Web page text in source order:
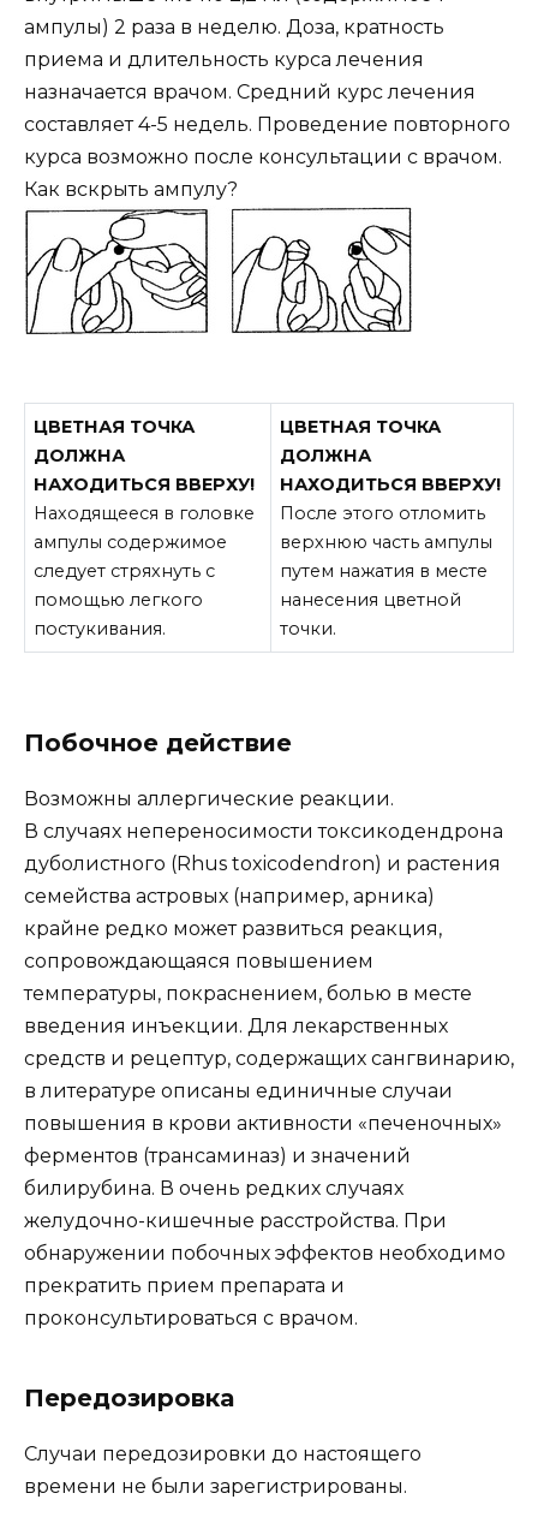
ампулы) 2 раза в неделю. Доза, кратность
приема и длительность курса лечения
назначается врачом. Средний курс лечения
составляет 4-5 недель. Проведение повторного
курса возможно после консультации с врачом.
Как вскрыть ампулу?
ЦВЕТНАЯ ТОЧКА
ДОЛЖНА
НАХОДИТЬСЯ ВВЕРХУ!
Находящееся в головке
ампулы содержимое
следует стряхнуть с
помощью легкого
постукивания.
ЦВЕТНАЯ ТОЧКА
ДОЛЖНА
НАХОДИТЬСЯ ВВЕРХУ!
После этого отломить
верхнюю часть ампулы
путем нажатия в месте
нанесения цветной
точки.
Побочное действие
Возможны аллергические реакции.
В случаях непереносимости токсикодендрона
дуболистного (Rhus toxicodendron) и растения
семейства астровых (например, арника)
крайне редко может развиться реакция,
сопровождающаяся повышением
температуры, покраснением, болью в месте
введения инъекции. Для лекарственных
средств и рецептур, содержащих сангвинарию,
в литературе описаны единичные случаи
повышения в крови активности «печеночных»
ферментов (трансаминаз) и значений
билирубина. В очень редких случаях
желудочно-кишечные расстройства. При
обнаружении побочных эффектов необходимо
прекратить прием препарата и
проконсультироваться с врачом.
Передозировка
Случаи передозировки до настоящего
времени не были зарегистрированы.